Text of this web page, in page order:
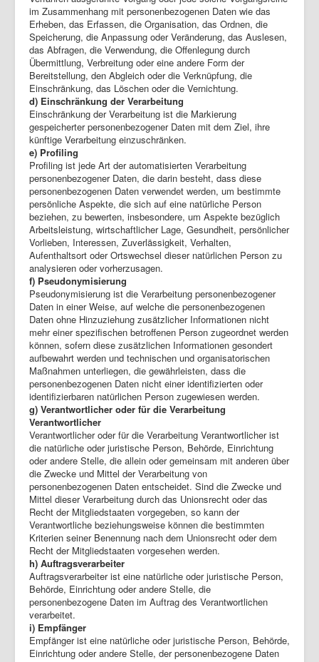
im Zusammenhang mit personenbezogenen Daten wie das
Erheben, das Erfassen, die Organisation, das Ordnen, die
Speicherung, die Anpassung oder Veränderung, das Auslesen,
das Abfragen, die Verwendung, die Offenlegung durch
Übermittlung, Verbreitung oder eine andere Form der
Bereitstellung, den Abgleich oder die Verknüpfung, die
Einschränkung, das Löschen oder die Vernichtung.
d) Einschränkung der Verarbeitung
Einschränkung der Verarbeitung ist die Markierung
gespeicherter personenbezogener Daten mit dem Ziel, ihre
künftige Verarbeitung einzuschränken.
e) Profiling
Profiling ist jede Art der automatisierten Verarbeitung
personenbezogener Daten, die darin besteht, dass diese
personenbezogenen Daten verwendet werden, um bestimmte
persönliche Aspekte, die sich auf eine natürliche Person
beziehen, zu bewerten, insbesondere, um Aspekte bezüglich
Arbeitsleistung, wirtschaftlicher Lage, Gesundheit, persönlicher
Vorlieben, Interessen, Zuverlässigkeit, Verhalten,
Aufenthaltsort oder Ortswechsel dieser natürlichen Person zu
analysieren oder vorherzusagen.
f) Pseudonymisierung
Pseudonymisierung ist die Verarbeitung personenbezogener
Daten in einer Weise, auf welche die personenbezogenen
Daten ohne Hinzuziehung zusätzlicher Informationen nicht
mehr einer spezifischen betroffenen Person zugeordnet werden
können, sofern diese zusätzlichen Informationen gesondert
aufbewahrt werden und technischen und organisatorischen
Maßnahmen unterliegen, die gewährleisten, dass die
personenbezogenen Daten nicht einer identifizierten oder
identifizierbaren natürlichen Person zugewiesen werden.
g) Verantwortlicher oder für die Verarbeitung
Verantwortlicher
Verantwortlicher oder für die Verarbeitung Verantwortlicher ist
die natürliche oder juristische Person, Behörde, Einrichtung
oder andere Stelle, die allein oder gemeinsam mit anderen über
die Zwecke und Mittel der Verarbeitung von
personenbezogenen Daten entscheidet. Sind die Zwecke und
Mittel dieser Verarbeitung durch das Unionsrecht oder das
Recht der Mitgliedstaaten vorgegeben, so kann der
Verantwortliche beziehungsweise können die bestimmten
Kriterien seiner Benennung nach dem Unionsrecht oder dem
Recht der Mitgliedstaaten vorgesehen werden.
h) Auftragsverarbeiter
Auftragsverarbeiter ist eine natürliche oder juristische Person,
Behörde, Einrichtung oder andere Stelle, die
personenbezogene Daten im Auftrag des Verantwortlichen
verarbeitet.
i) Empfänger
Empfänger ist eine natürliche oder juristische Person, Behörde,
Einrichtung oder andere Stelle, der personenbezogene Daten